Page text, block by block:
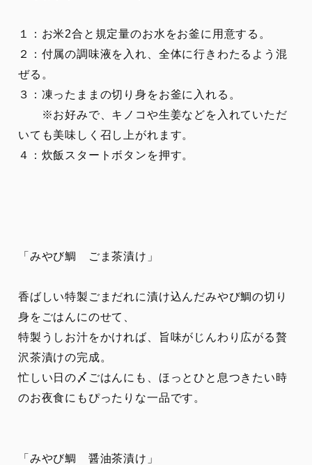
１：お米2合と規定量のお水をお釜に用意する。
２：付属の調味液を入れ、全体に行きわたるよう混
ぜる。
３：凍ったままの切り身をお釜に入れる。
※お好みで、キノコや生姜などを入れていただ
いても美味しく召し上がれます。
４：炊飯スタートボタンを押す。
「みやび鯛 ごま茶漬け」
香ばしい特製ごまだれに漬け込んだみやび鯛の切り
身をごはんにのせて、
特製うしお汁をかければ、旨味がじんわり広がる贅
沢茶漬けの完成。
忙しい日の〆ごはんにも、ほっとひと息つきたい時
のお夜食にもぴったりな一品です。
「みやび鯛 醤油茶漬け」